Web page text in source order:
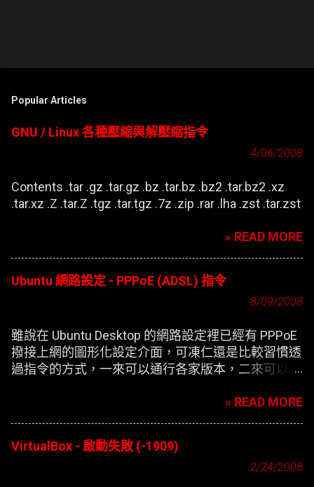
Popular Articles
GNU / Linux 各種壓縮與解壓縮指令
4/06/2008
Contents .tar .gz .tar.gz .bz .tar.bz .bz2 .tar.bz2 .xz
.tar.xz .Z .tar.Z .tgz .tar.tgz .7z .zip .rar .lha .zst .tar.zst
» READ MORE
Ubuntu 網路設定 - PPPoE (ADSL) 指令
8/09/2008
雖說在 Ubuntu Desktop 的網路設定裡已經有 PPPoE
撥接上網的圖形化設定介面，可凍仁還是比較習慣透
過指令的方式，一來可以通行各家版本，二來可以在
» READ MORE
VirtualBox - 啟動失敗 (-1909)
2/24/2008